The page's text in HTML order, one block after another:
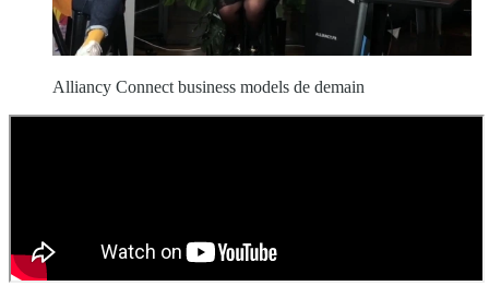
Alliancy Connect business models de demain